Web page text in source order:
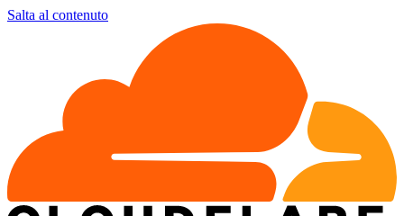
Salta al contenuto